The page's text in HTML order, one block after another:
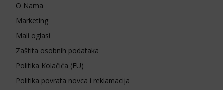
O Nama
Marketing
Mali oglasi
Zaštita osobnih podataka
Politika Kolačića (EU)
Politika povrata novca i reklamacija